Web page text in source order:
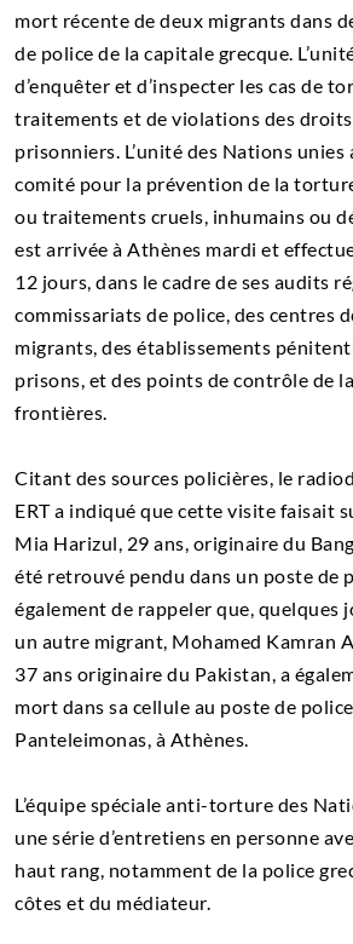
mort récente de deux migrants dans
de police de la capitale grecque.
d’enquêter et d’inspecter les cas de
traitements et de violations des droits
prisonniers. L’unité des Nations unies
comité pour la prévention de la
ou traitements cruels, inhumains ou
est arrivée à Athènes mardi et
12 jours, dans le cadre de ses audits
commissariats de police, des centres
migrants, des établissements
prisons, et des points de contrôle de
frontières.
Citant des sources policières, le
ERT a indiqué que cette visite faisait
Mia Harizul, 29 ans, originaire du
été retrouvé pendu dans un poste de
également de rappeler que, quelques
un autre migrant, Mohamed Kamran
37 ans originaire du Pakistan, a
mort dans sa cellule au poste de police
Panteleimonas, à Athènes.
L’équipe spéciale anti-torture des
une série d’entretiens en personne
haut rang, notamment de la police
côtes et du médiateur.